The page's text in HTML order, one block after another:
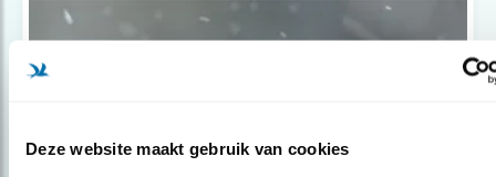
Deze website maakt gebruik van cookies